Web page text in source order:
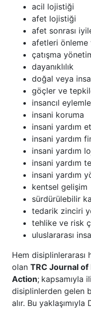
acil lojistiği
afet lojistiği
afet sonrası
afetleri önleme
çatışma
dayanıklılık
doğal veya
göçler ve
insancıl
insani koruma
insani yardım
insani yardım
insani yardım
insani yardım
insani yardım
kentsel gelişim
sürdürülebilir
tedarik zinciri
tehlike ve risk
uluslararası
Hem
olan TRC Journal
Action; kapsamıyla
disiplinlerden gelen
alır. Bu